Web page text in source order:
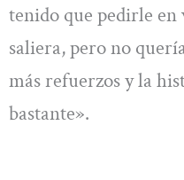
tenido que pedirle en
saliera, pero no
más refuerzos y la
bastante».